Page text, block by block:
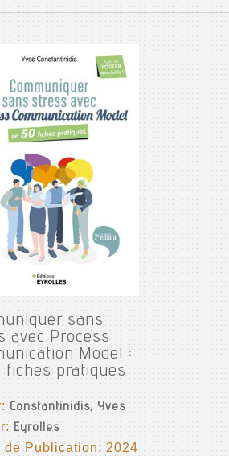
sans
avec Process
Model :
fiches pratiques
Constantinidis, Yves
Eyrolles
de Publication: 2024